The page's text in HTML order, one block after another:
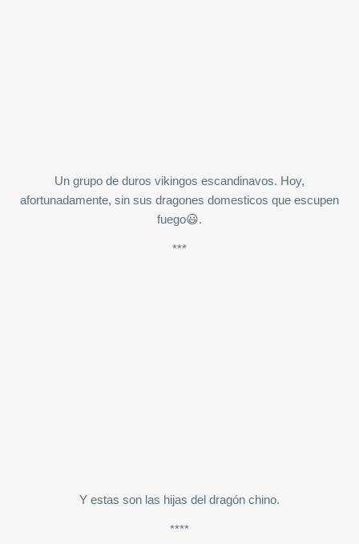
Un grupo de duros vikingos escandinavos. Hoy,
afortunadamente, sin sus dragones domesticos que escupen
fuego😃.
***
Y estas son las hijas del dragón chino.
****